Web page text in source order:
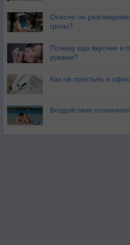
Опасно ли
грозы?
Почему еда вкуснее и
руками?
Как не простыть в
Воздействие